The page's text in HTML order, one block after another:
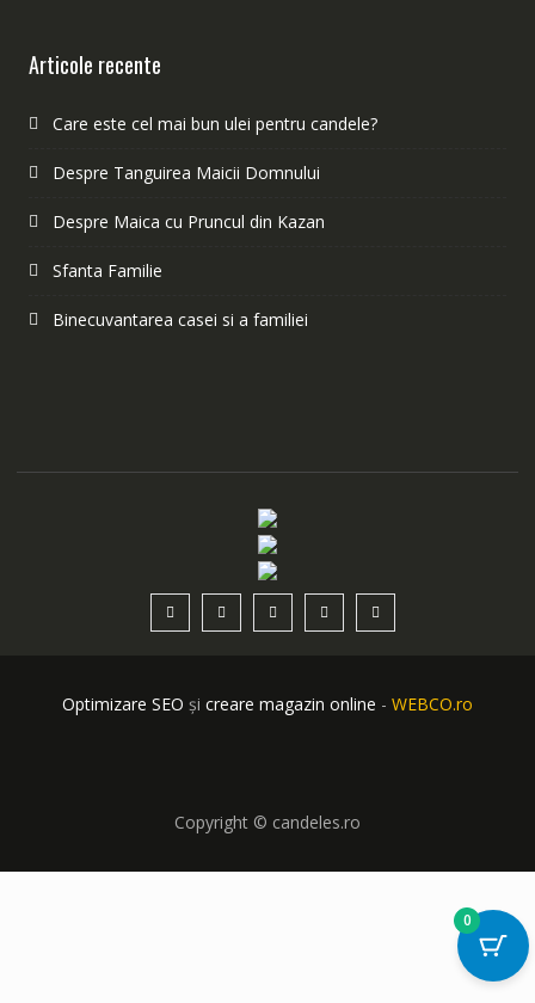
Articole recente
Care este cel mai bun ulei pentru candele?
Despre Tanguirea Maicii Domnului
Despre Maica cu Pruncul din Kazan
Sfanta Familie
Binecuvantarea casei si a familiei
Optimizare SEO și creare magazin online - WEBCO.ro
Copyright © candeles.ro
0